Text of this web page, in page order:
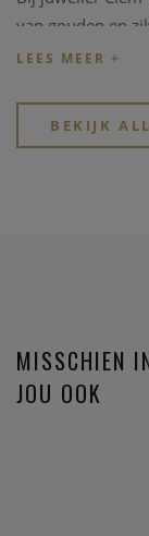
van gouden en
edelstenen,
onze physieke
BEKIJK
MISSCHIEN
JOU OOK